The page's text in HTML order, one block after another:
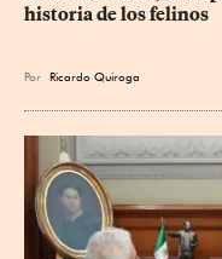
historia de los felinos
Por Ricardo Quiroga